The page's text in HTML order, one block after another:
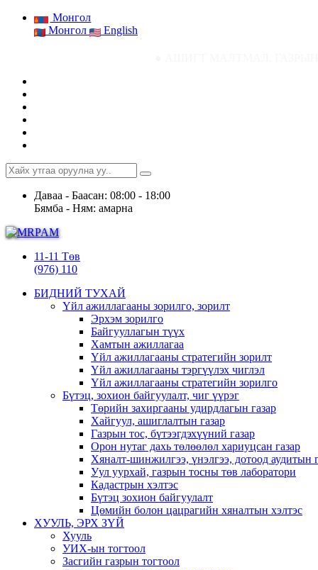
Монгол
Монгол
English
Даваа - Баасан: 08:00 - 18:00
Бямба - Ням: амарна
11-11 Төв
(976) 110
БИДНИЙ ТУХАЙ
Үйл ажиллагааны зорилго, зорилт
Эрхэм зорилго
Байгууллагын түүх
Хамтын ажиллагаа
Үйл ажиллагааны стратегийн зорилт
Үйл ажиллагааны тэргүүлэх чиглэл
Үйл ажиллагааны стратегийн зорилго
Бүтэц, зохион байгуулалт, чиг үүрэг
Төрийн захиргааны удирдлагын газар
Хайгуул, ашиглалтын газар
Газрын тос, бүтээгдэхүүний газар
Орон нутаг дахь төлөөлөл хариуцсан газар
Хяналт-шинжилгээ, үнэлгээ, дотоод аудитын
Уул уурхай, газрын тосны төв лаборатори
Кадастрын хэлтэс
Бүтэц зохион байгуулалт
Цөмийн болон цацрагийн хяналтын хэлтэс
ХУУЛЬ, ЭРХ ЗҮЙ
Хууль
УИХ-ын тогтоол
Засгийн газрын тогтоол